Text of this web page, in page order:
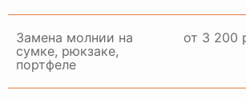
Замена молнии на
сумке, рюкзаке,
портфеле
от 3 200